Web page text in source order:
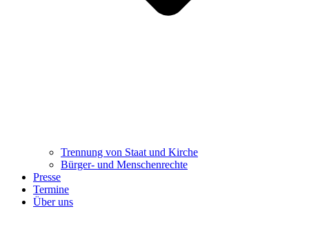
Trennung ​​​​​​​von Staat und Kirche
Bürger- und Menschenrechte
Presse
Termine
Über uns